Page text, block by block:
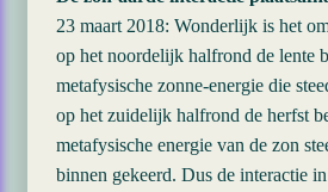
23 maart 2018: Wonderlijk is het
op het noordelijk halfrond de lente
metafysische zonne-energie die
op het zuidelijk halfrond de herfst
metafysische energie van de zon
binnen gekeerd. Dus de interactie